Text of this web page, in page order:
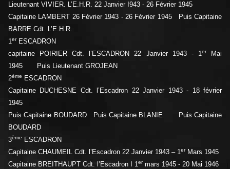
Lieutenant VIVIER. L’E.H.R. 22 Janvier I943 - 26 Février 1945
Capitaine LAMBERT 26 Février 1943 - 26 Février 1945 Puis Capitaine
BARRE Cdt. L’E.H.R.
1erESCADRON
capitaine POIRIER Cdt. l’ESCADRON 22 Janvier 1943 - 1erMai
1945 Puis Lieutenant GROJEAN
2ème
ESCADRON
Capitaine DUCHESNE Cdt. l’Escadron 22 Janvier 1943 - 18 février
1945
Puis Capitaine BOUDARD Puis Capitaine BLANIE Puis Capitaine
BOUDARD
3ème
ESCADRON
Capitaine CHAUMEIL Cdt. l’Escadron 22 Janvier 1943 – 1erMars 1945
Capitaine BREITHAUPT Cdt. l’Escadron I 1ermars 1945 - 20 Mai 1946